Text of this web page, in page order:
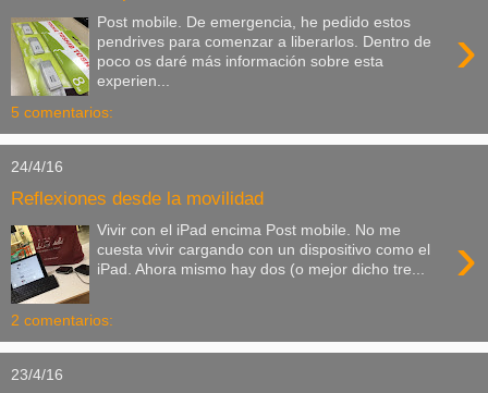
›
Post mobile. De emergencia, he pedido estos
pendrives para comenzar a liberarlos. Dentro de
poco os daré más información sobre esta
experien...
5 comentarios:
24/4/16
Reflexiones desde la movilidad
›
Vivir con el iPad encima Post mobile. No me
cuesta vivir cargando con un dispositivo como el
iPad. Ahora mismo hay dos (o mejor dicho tre...
2 comentarios:
23/4/16